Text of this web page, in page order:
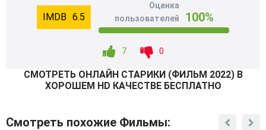
6.5
Оценка
пользователей
100%
7 0
СМОТРEТЬ ОНЛАЙН СТАРИКИ (ФИЛЬМ 2022) В
ХОРОШЕМ HD КАЧЕСТВЕ БЕСПЛАТНО
Смотреть похожие Фильмы: